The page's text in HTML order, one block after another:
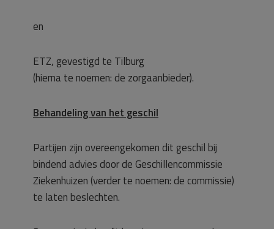
en
ETZ, gevestigd te Tilburg
(hierna te noemen: de zorgaanbieder).
Behandeling van het geschil
Partijen zijn overeengekomen dit geschil bij
bindend advies door de Geschillencommissie
Ziekenhuizen (verder te noemen: de commissie)
te laten beslechten.